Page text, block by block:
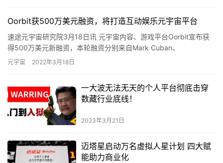
Oorbit获500万美元融资，将打造互动娱乐元宇宙平台
速途元宇宙研究院3月18日讯 元宇宙内容、游戏平台Oorbit宣布获
得500万美元新融资，本轮融资分别来自Mark Cuban、
Deadmau5、HOF Capital，资金将用于…
元宇宙 2022年3月18日
一大波无法无天的个人平台彻底击穿
数藏行业底线！
2023年3月21日
迈塔星启动万名虚拟人星计划 四大赋
能助力商业化